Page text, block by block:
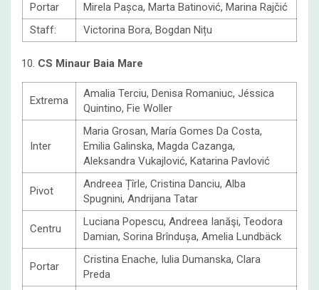
Portar
Mirela Pașca, Marta Batinović, Marina Rajčić
Staff:
Victorina Bora, Bogdan Nițu
10. CS Minaur Baia Mare
Extrema
Amalia Terciu, Denisa Romaniuc, Jéssica
Quintino, Fie Woller
Inter
Maria Grosan, María Gomes Da Costa,
Emilia Galinska, Magda Cazanga,
Aleksandra Vukajlović, Katarina Pavlović
Pivot
Andreea Țîrle, Cristina Danciu, Alba
Spugnini, Andrijana Tatar
Centru
Luciana Popescu, Andreea Ianăşi, Teodora
Damian, Sorina Brîndușa, Amelia Lundbäck
Portar
Cristina Enache, Iulia Dumanska, Clara
Preda